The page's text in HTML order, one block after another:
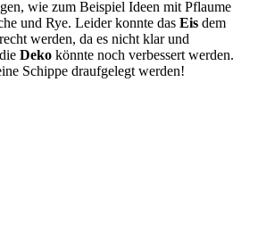
wie zum Beispiel Ideen mit Pflaume
und Rye. Leider konnte das Eis dem
werden, da es nicht klar und
Deko könnte noch verbessert werden.
Schippe draufgelegt werden!